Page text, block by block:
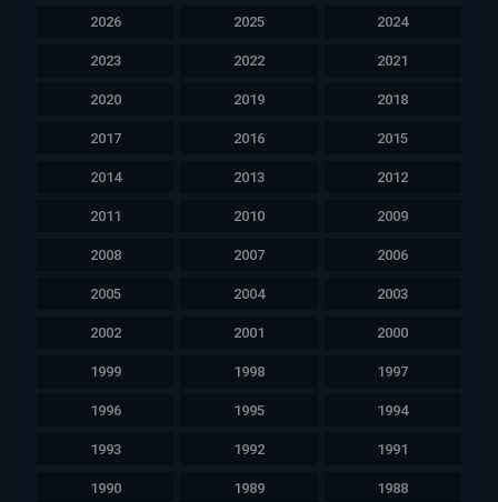
2026 2025 2024
2023 2022 2021
2020 2019 2018
2017 2016 2015
2014 2013 2012
2011 2010 2009
2008 2007 2006
2005 2004 2003
2002 2001 2000
1999 1998 1997
1996 1995 1994
1993 1992 1991
1990 1989 1988